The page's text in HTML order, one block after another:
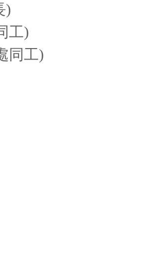
)
工)
同工)